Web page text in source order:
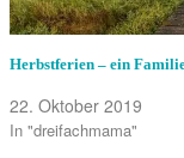
Herbstferien – ein
22. Oktober 2019
In "dreifachmama"